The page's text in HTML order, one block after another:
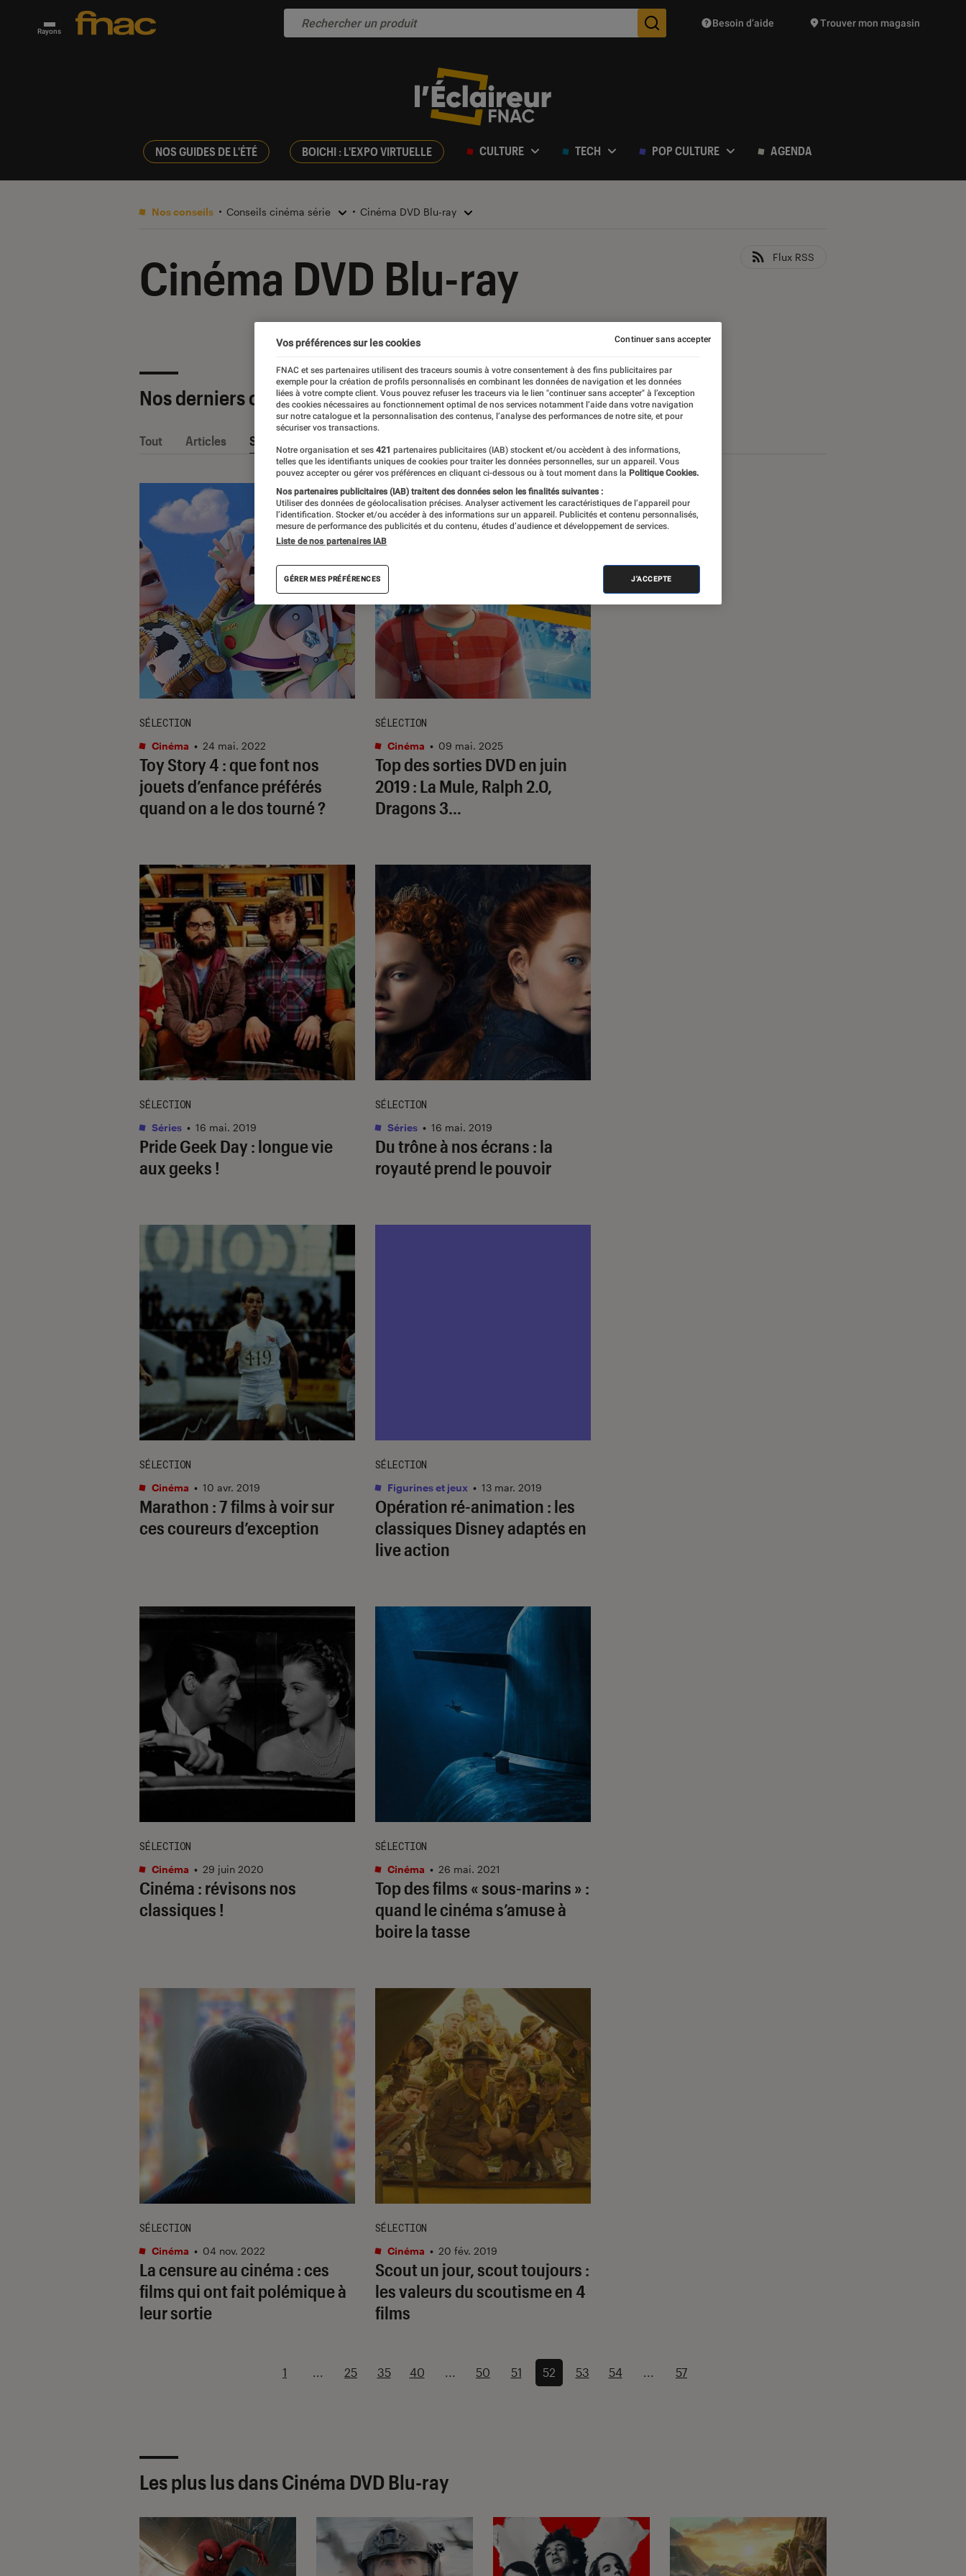
Rayons Des suggestions de produits vont vous être proposées
Besoin d’aide Trouver mon magasin
NOS GUIDES DE L'ÉTÉ BOICHI : L'EXPO VIRTUELLE CULTURE TECH POP CULTURE AGENDA
Nos conseils Conseils cinéma série Cinéma DVD Blu-ray
Cinéma DVD Blu-ray Flux RSS
Nos derniers contenus
Tout Articles Sélections et guides
Toy Story 4 : que font nos
jouets d’enfance préférés
quand on a le dos tourné ?
SÉLECTION
Cinéma • 24 mai. 2022
Top des sorties DVD en juin
2019 : La Mule, Ralph 2.0,
Dragons 3…
SÉLECTION
Cinéma • 09 mai. 2025
Pride Geek Day : longue vie
aux geeks !
SÉLECTION
Séries • 16 mai. 2019
Du trône à nos écrans : la
royauté prend le pouvoir
SÉLECTION
Séries • 16 mai. 2019
Marathon : 7 films à voir sur
ces coureurs d’exception
SÉLECTION
Cinéma • 10 avr. 2019
Opération ré-animation : les
classiques Disney adaptés en
live action
SÉLECTION
Figurines et jeux • 13 mar. 2019
Cinéma : révisons nos
classiques !
SÉLECTION
Cinéma • 29 juin 2020
Top des films « sous-marins » :
quand le cinéma s’amuse à
boire la tasse
SÉLECTION
Cinéma • 26 mai. 2021
La censure au cinéma : ces
films qui ont fait polémique à
leur sortie
SÉLECTION
Cinéma • 04 nov. 2022
Scout un jour, scout toujours :
les valeurs du scoutisme en 4
films
SÉLECTION
Cinéma • 20 fév. 2019
1 ... 25 35 40 ... 50 51 52 53 54 ... 57
Les plus lus dans Cinéma DVD Blu-ray
Vos préférences sur les cookies
FNAC et ses partenaires utilisent des traceurs soumis à votre consentement à des fins publicitaires par
exemple pour la création de profils personnalisés en combinant les données de navigation et les données
liées à votre compte client. Vous pouvez refuser les traceurs via le lien "continuer sans accepter" à l’exception
des cookies nécessaires au fonctionnement optimal de nos services notamment l’aide dans votre navigation
sur notre catalogue et la personnalisation des contenus, l’analyse des performances de notre site, et pour
sécuriser vos transactions.
Notre organisation et ses 421 partenaires publicitaires (IAB) stockent et/ou accèdent à des informations,
telles que les identifiants uniques de cookies pour traiter les données personnelles, sur un appareil. Vous
pouvez accepter ou gérer vos préférences en cliquant ci-dessous ou à tout moment dans la Politique Cookies.
Nos partenaires publicitaires (IAB) traitent des données selon les finalités suivantes :
Utiliser des données de géolocalisation précises. Analyser activement les caractéristiques de l’appareil pour
l’identification. Stocker et/ou accéder à des informations sur un appareil. Publicités et contenu personnalisés,
mesure de performance des publicités et du contenu, études d’audience et développement de services.
Liste de nos partenaires IAB
GÉRER MES PRÉFÉRENCES J'ACCEPTE
Continuer sans accepter